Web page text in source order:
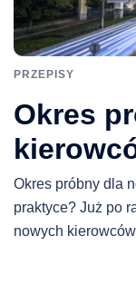
PRZEPISY
Okres
Okres próbny dla
praktyce? Już po
nowych